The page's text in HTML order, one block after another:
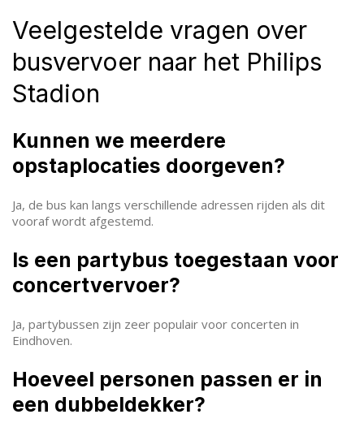
Veelgestelde vragen over
busvervoer naar het Philips
Stadion
Kunnen we meerdere
opstaplocaties doorgeven?
Ja, de bus kan langs verschillende adressen rijden als dit
vooraf wordt afgestemd.
Is een partybus toegestaan voor
concertvervoer?
Ja, partybussen zijn zeer populair voor concerten in
Eindhoven.
Hoeveel personen passen er in
een dubbeldekker?